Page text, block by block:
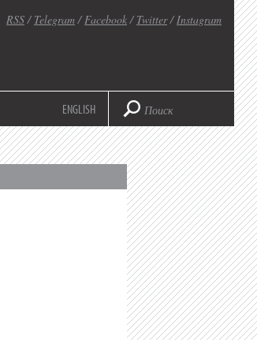
RSS/ Telegram/Facebook/ Twitter/Instagram
ENGLISH